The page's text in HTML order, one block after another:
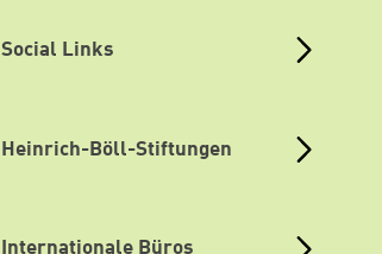
Social Links
Heinrich-Böll-Stiftungen
Internationale Büros